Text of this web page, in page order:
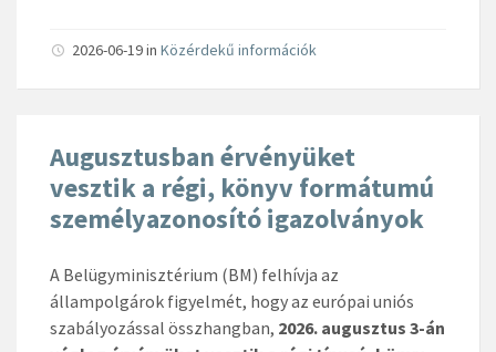
2026-06-19in Közérdekű információk
Augusztusban érvényüket
vesztik a régi, könyv formátumú
személyazonosító igazolványok
A Belügyminisztérium (BM) felhívja az
állampolgárok figyelmét, hogy az európai uniós
szabályozással összhangban, 2026. augusztus 3-án